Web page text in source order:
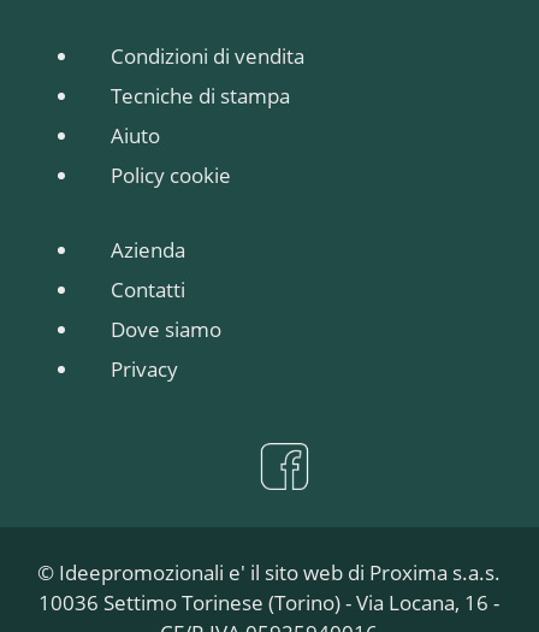
Condizioni di vendita
Tecniche di stampa
Aiuto
Policy cookie
Azienda
Contatti
Dove siamo
Privacy
© Ideepromozionali e' il sito web di Proxima s.a.s.
10036 Settimo Torinese (Torino) - Via Locana, 16 -